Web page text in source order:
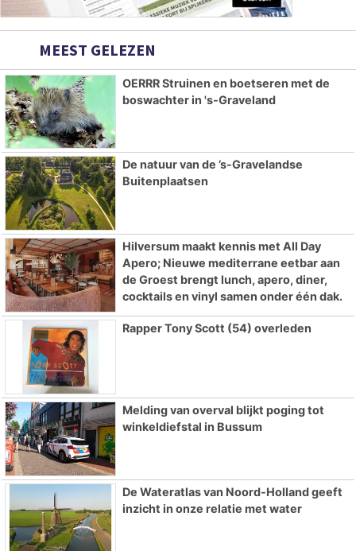
MEEST GELEZEN
OERRR Struinen en boetseren met de
boswachter in 's-Graveland
De natuur van de ’s-Gravelandse
Buitenplaatsen
Hilversum maakt kennis met All Day
Apero; Nieuwe mediterrane eetbar aan
de Groest brengt lunch, apero, diner,
cocktails en vinyl samen onder één dak.
Rapper Tony Scott (54) overleden
Melding van overval blijkt poging tot
winkeldiefstal in Bussum
De Wateratlas van Noord-Holland geeft
inzicht in onze relatie met water